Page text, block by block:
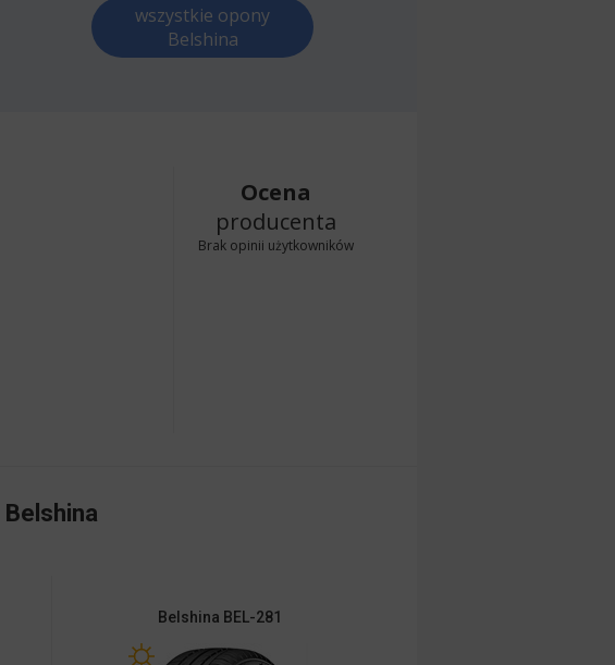
wszystkie opony
Belshina
Ocena
producenta
Brak opinii użytkowników
Belshina
Belshina BEL-281